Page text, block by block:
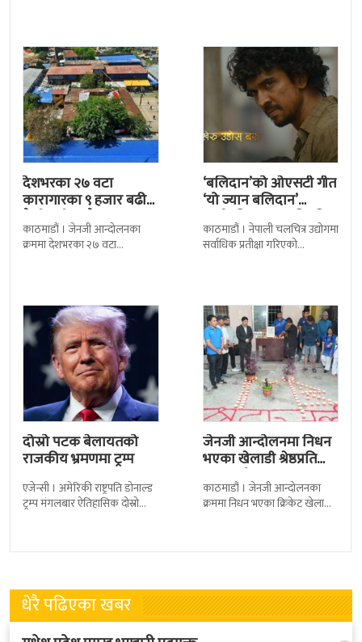
देशभरका २७ वटा
कारागारका ९ हजार बढी
कैदीबन्दी अझै फरार
काठमाडौं । जेनजी आन्दोलनका
क्रममा देशभरका २७ वटा
‘बलिदान’को ओएसटी गीत
‘यो ज्यान बलिदान’
सार्वजनिक, मातृभूमिप्रति
पुत्रको भावनात्मक…
काठमाडौं । नेपाली चलचित्र उद्योगमा
सर्वाधिक प्रतीक्षा गरिएको
दोस्रो पटक बेलायतको
राजकीय भ्रमणमा ट्रम्प
एजेन्सी । अमेरिकी राष्ट्रपति डोनाल्ड
ट्रम्प मंगलबार ऐतिहासिक दोस्रो
बेलायत सरकारले
जेनजी आन्दोलनमा निधन
भएका खेलाडी श्रेष्ठप्रति
श्रद्धाञ्जली
काठमाडौं । जेनजी आन्दोलनका
क्रममा निधन भएका क्रिकेट खेलाडी
त्रिपुरेश्वरस्थीत राष्ट्रिय खेलकुद
धेरै पढिएका खबर